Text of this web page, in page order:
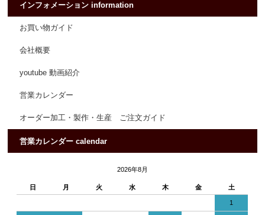
インフォメーション information
お買い物ガイド
会社概要
youtube 動画紹介
営業カレンダー
オーダー加工・製作・生産 ご注文ガイド
営業カレンダー calendar
2026年8月
日 月 火 水 木 金 土
1